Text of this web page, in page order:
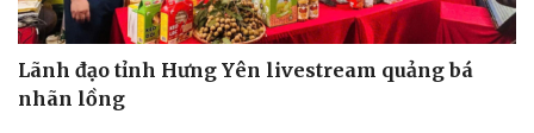
Lãnh đạo tỉnh Hưng Yên livestream quảng bá
nhãn lồng